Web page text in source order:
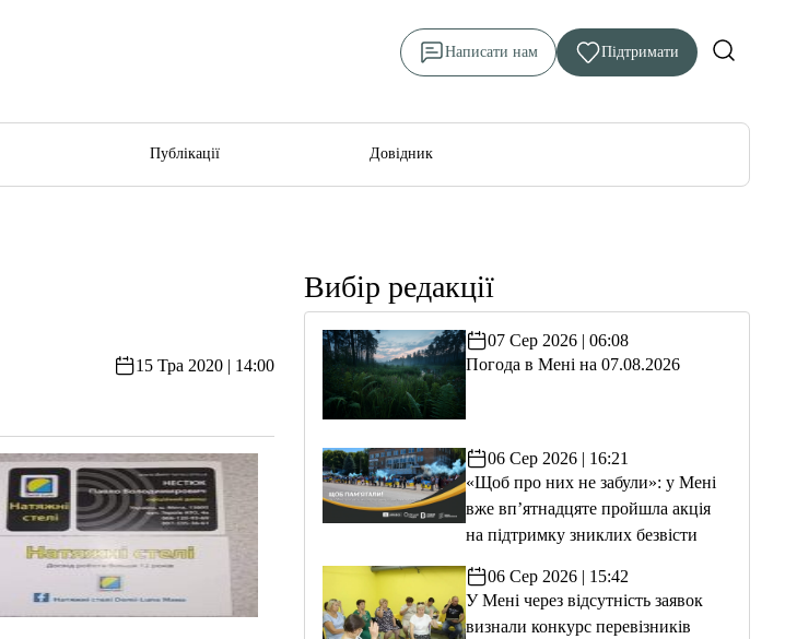
Написати нам Підтримати
Публікації Довідник
15 Тра 2020 | 14:00
Вибір редакції
07 Сер 2026 | 06:08
Погода в Мені на 07.08.2026
06 Сер 2026 | 16:21
«Щоб про них не забули»: у Мені
вже вп’ятнадцяте пройшла акція
на підтримку зниклих безвісти
06 Сер 2026 | 15:42
У Мені через відсутність заявок
визнали конкурс перевізників